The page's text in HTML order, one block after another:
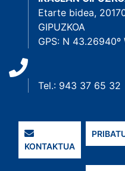
Etarte bidea,
GIPUZKOA
GPS: N 43.26940º
Tel.: 943 37 65 32
KONTAKTUA